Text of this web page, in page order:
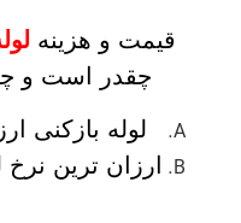
قیمت و هزینه
چقدر است و
لوله بازکنی
ارزان ترین نرخ